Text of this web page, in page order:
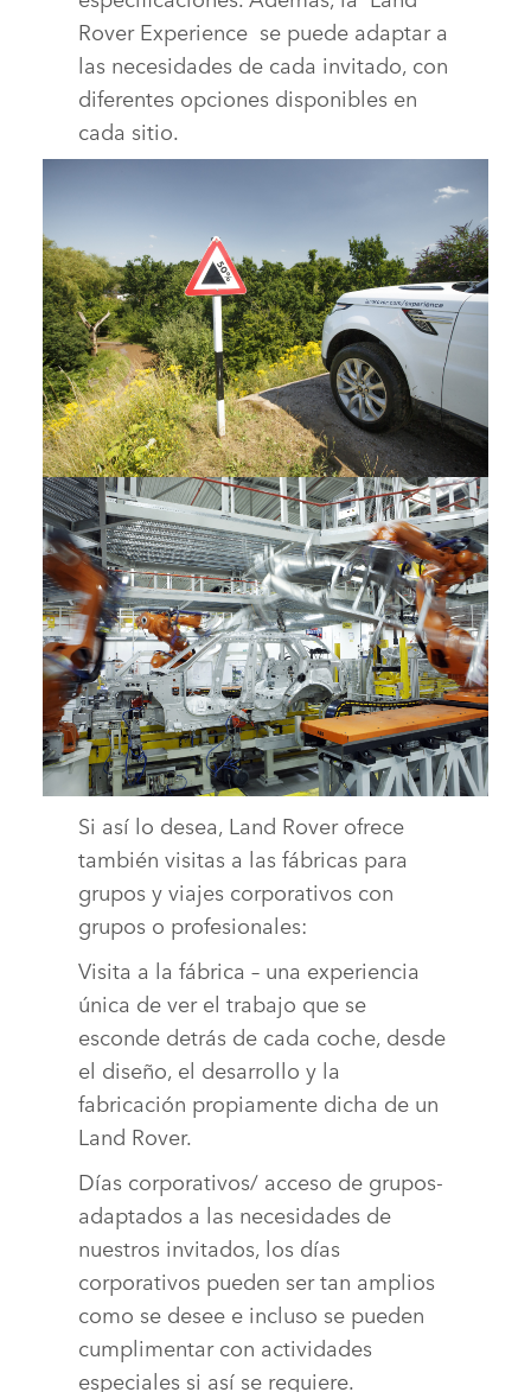
Rover Experience se puede adaptar a
las necesidades de cada invitado, con
diferentes opciones disponibles en
cada sitio.
LAND ROVER EXPERIENCE
DESCARGAR
FACEBOOK
X
LINKEDIN
SHARE
ALL-NEW RANGE ROVER MANUFACTURING SHOTS
DESCARGAR
Si así lo desea, Land Rover ofrece
también visitas a las fábricas para
grupos y viajes corporativos con
grupos o profesionales:
Visita a la fábrica – una experiencia
única de ver el trabajo que se
esconde detrás de cada coche, desde
el diseño, el desarrollo y la
fabricación propiamente dicha de un
Land Rover.
Días corporativos/ acceso de grupos‑
adaptados a las necesidades de
nuestros invitados, los días
corporativos pueden ser tan amplios
como se desee e incluso se pueden
cumplimentar con actividades
especiales si así se requiere.